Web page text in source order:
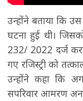
उन्होंने बताया कि
घटना हुई थी।
232/ 2022 दर्ज
गए रजिस्ट्री को
उन्होंने कहा कि
सपरिवार आमरण